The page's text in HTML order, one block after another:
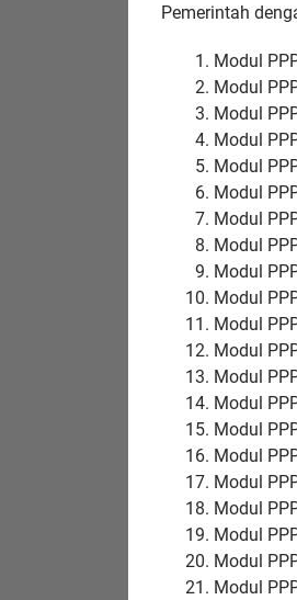
Pemerintah
Modul
Modul
Modul
Modul
Modul
Modul
Modul
Modul
Modul
Modul
Modul
Modul
Modul
Modul
Modul
Modul
Modul
Modul
Modul
Modul
Modul